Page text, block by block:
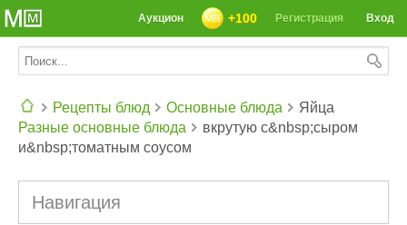
СЕГОДНЯ: 39142 РЕЦЕПТА
Вход
Регистрация
+100
Аукцион
Рецепты блюд
Основные блюда
Разные основные блюда
Яйца
вкрутую с&nbsp;сыром
и&nbsp;томатным соусом
Навигация